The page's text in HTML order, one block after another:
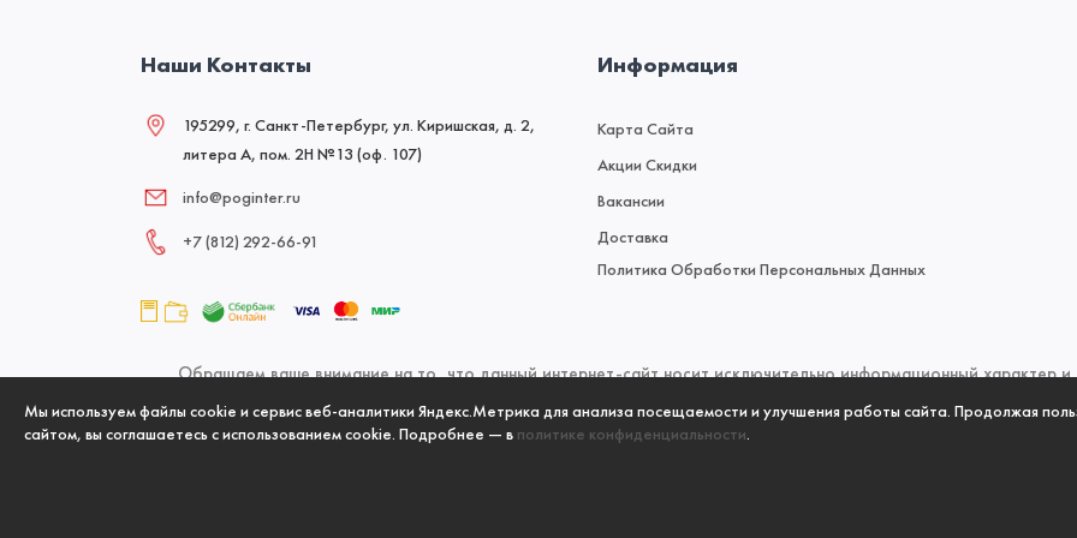
Мы используем файлы cookie и сервис веб-аналитики Яндекс.Метрика для анализа посещаемости и улучшения работы сайта. Продолжая
сайтом, вы соглашаетесь с использованием cookie. Подробнее — в политике конфиденциальности.
Наши Контакты
195299, г. Санкт-Петербург, ул. Киришская, д. 2,
литера А, пом. 2Н №13 (оф. 107)
info@poginter.ru
+7 (812) 292‑66‑91
Информация
Карта Сайта
Акции Скидки
Вакансии
Доставка
Политика Обработки Персональных Данных
Обращаем ваше внимание на то, что данный интернет-сайт носит исключительно информационный характер и
офертой, определяемой положениями Статьи 437 (2) Гражданского кодекса Российской Федерации. Для
указанных товаров и (или) услуг, пожалуйста, обращайтесь к менеджерам отдела продаж по